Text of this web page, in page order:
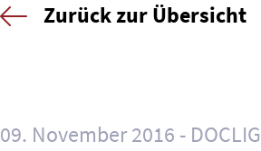
Zurück zur Übersicht
09. November 2016